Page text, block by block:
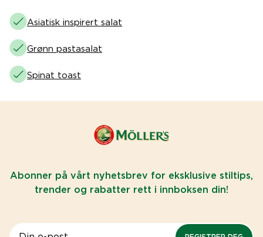
Asiatisk inspirert salat
Grønn pastasalat
Spinat toast
Abonner på vårt nyhetsbrev for eksklusive stiltips,
trender og rabatter rett i innboksen din!